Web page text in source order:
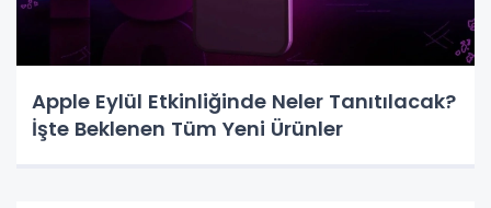
Apple Eylül Etkinliğinde Neler Tanıtılacak?
İşte Beklenen Tüm Yeni Ürünler